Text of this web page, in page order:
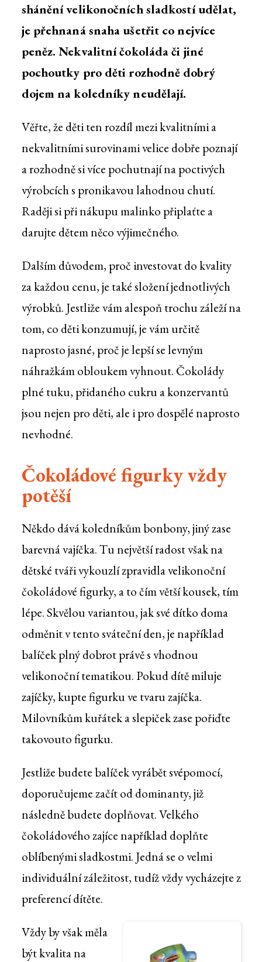
shánění velikonočních sladkostí udělat,
je přehnaná snaha ušetřit co nejvíce
peněz. Nekvalitní čokoláda či jiné
pochoutky pro děti rozhodně dobrý
dojem na koledníky neudělají.
Věřte, že děti ten rozdíl mezi kvalitními a
nekvalitními surovinami velice dobře poznají
a rozhodně si více pochutnají na poctivých
výrobcích s pronikavou lahodnou chutí.
Raději si při nákupu malinko připlaťte a
darujte dětem něco výjimečného.
Dalším důvodem, proč investovat do kvality
za každou cenu, je také složení jednotlivých
výrobků. Jestliže vám alespoň trochu záleží na
tom, co děti konzumují, je vám určitě
naprosto jasné, proč je lepší se levným
náhražkám obloukem vyhnout. Čokolády
plné tuku, přidaného cukru a konzervantů
jsou nejen pro děti, ale i pro dospělé naprosto
nevhodné.
Čokoládové figurky vždy
potěší
Někdo dává koledníkům bonbony, jiný zase
barevná vajíčka. Tu největší radost však na
dětské tváři vykouzlí zpravidla velikonoční
čokoládové figurky, a to čím větší kousek, tím
lépe. Skvělou variantou, jak své dítko doma
odměnit v tento sváteční den, je například
balíček plný dobrot právě s vhodnou
velikonoční tematikou. Pokud dítě miluje
zajíčky, kupte figurku ve tvaru zajíčka.
Milovníkům kuřátek a slepiček zase pořiďte
takovouto figurku.
Jestliže budete balíček vyrábět svépomocí,
doporučujeme začít od dominanty, již
následně budete doplňovat. Velkého
čokoládového zajíce například doplňte
oblíbenými sladkostmi. Jedná se o velmi
individuální záležitost, tudíž vždy vycházejte z
preferencí dítěte.
Vždy by však měla
být kvalita na